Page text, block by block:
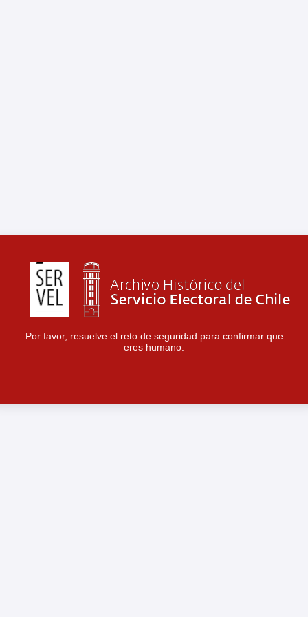
Por favor, resuelve el reto de seguridad para confirmar que
eres humano.